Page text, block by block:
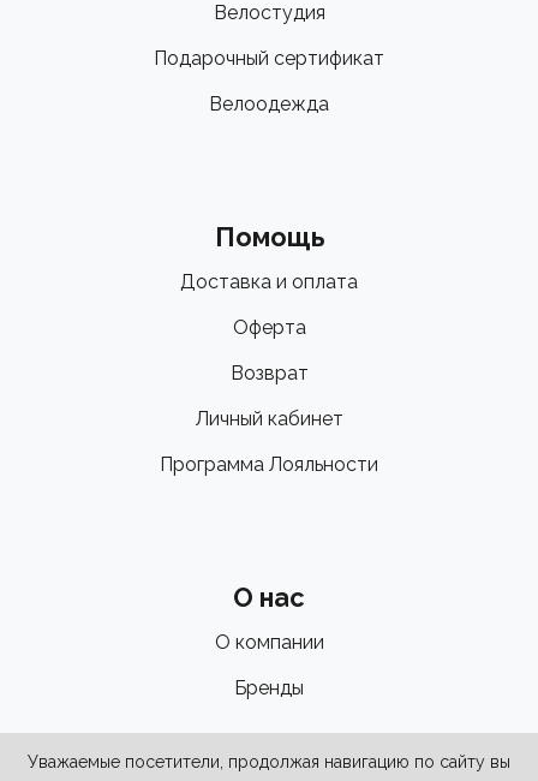
Велостудия
Подарочный сертификат
Велоодежда
Помощь
Доставка и оплата
Оферта
Возврат
Личный кабинет
Программа Лояльности
О нас
О компании
Бренды
Уважаемые посетители, продолжая навигацию по сайту вы